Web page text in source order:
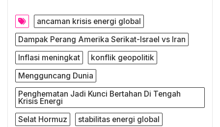
ancaman krisis energi global
Dampak Perang Amerika Serikat-Israel vs Iran
Inflasi meningkat
konflik geopolitik
Mengguncang Dunia
Penghematan Jadi Kunci Bertahan Di Tengah
Krisis Energi
Selat Hormuz
stabilitas energi global